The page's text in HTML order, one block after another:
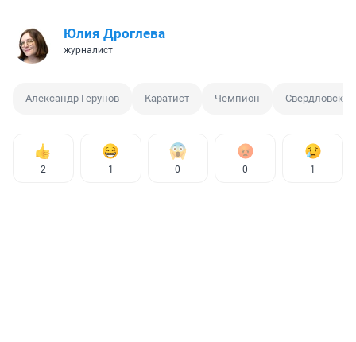
Юлия Дроглева
журналист
Александр Герунов Каратист Чемпион Свердловская
2 1 0 0 1